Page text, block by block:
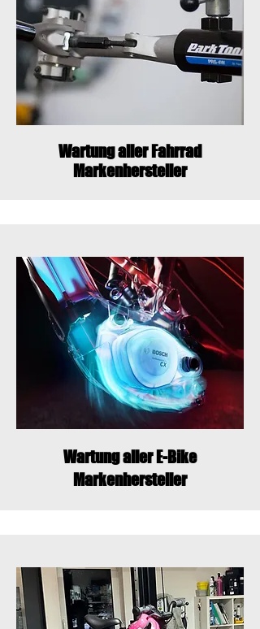
Wartung aller Fahrrad
Markenhersteller
Wartung aller E-Bike
Markenhersteller